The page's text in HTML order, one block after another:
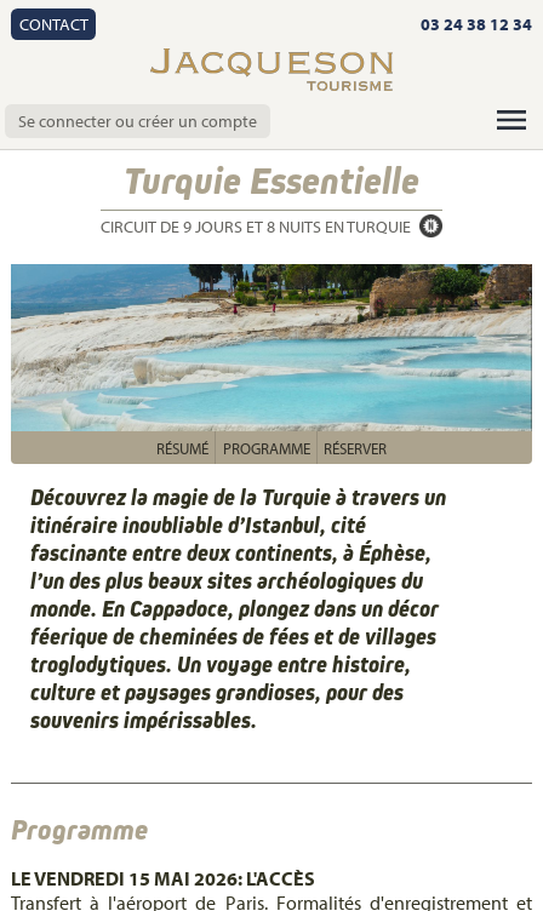
CONTACT 03 24 38 12 34
Se connecter ou créer un compte
Turquie Essentielle
CIRCUIT DE 9 JOURS ET 8 NUITS EN TURQUIE
RÉSUMÉ PROGRAMME RÉSERVER
Découvrez la magie de la Turquie à travers un
itinéraire inoubliable d’Istanbul, cité
fascinante entre deux continents, à Éphèse,
l’un des plus beaux sites archéologiques du
monde. En Cappadoce, plongez dans un décor
féerique de cheminées de fées et de villages
troglodytiques. Un voyage entre histoire,
culture et paysages grandioses, pour des
souvenirs impérissables.
Programme
LE VENDREDI 15 MAI 2026: L'ACCÈS
Transfert à l'aéroport de Paris. Formalités d'enregistrement et